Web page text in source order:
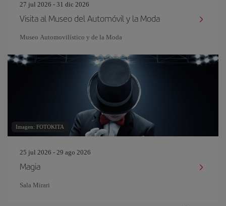
27 jul 2026 - 31 dic 2026
Visita al Museo del Automóvil y la Moda
Museo Automovilístico y de la Moda
Imagen: FOTOKITA
25 jul 2026 - 29 ago 2026
Magia
Sala Mirari